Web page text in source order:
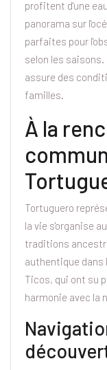
profitent d'une
panorama sur
parfaites pour
selon les
assure des
familles.
À la
Tortuguero
la vie s'organise
traditions
authentique dans
Ticos, qui ont su
harmonie avec la